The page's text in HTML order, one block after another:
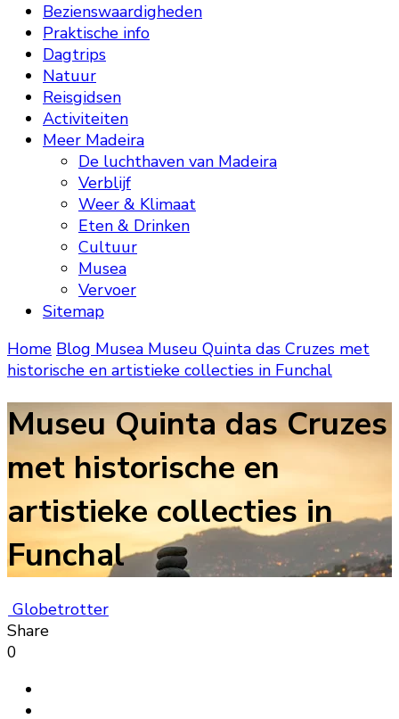
Bezienswaardigheden
Praktische info
Dagtrips
Natuur
Reisgidsen
Activiteiten
Meer Madeira
De luchthaven van Madeira
Verblijf
Weer & Klimaat
Eten & Drinken
Cultuur
Musea
Vervoer
Sitemap
Home Blog Musea Museu Quinta das Cruzes met
historische en artistieke collecties in Funchal
Museu Quinta das Cruzes
met historische en
artistieke collecties in
Funchal
Globetrotter
Share
0